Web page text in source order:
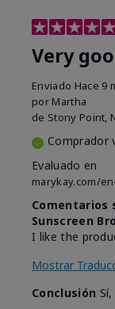
Very
Enviado Hace 9
por Martha
de Stony Point,
Comprador
Evaluado en
marykay.com/
Comentarios
Sunscreen
I like the
Mostrar
Conclusión